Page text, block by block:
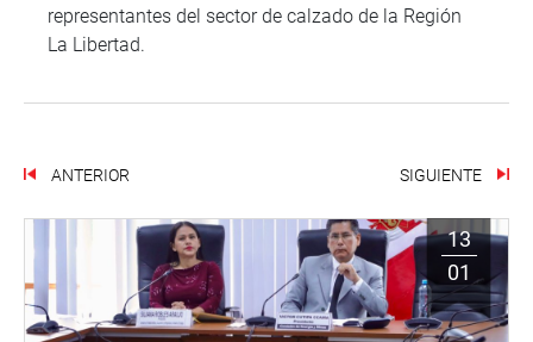
representantes del sector de calzado de la Región
La Libertad.
ANTERIOR SIGUIENTE
13
01